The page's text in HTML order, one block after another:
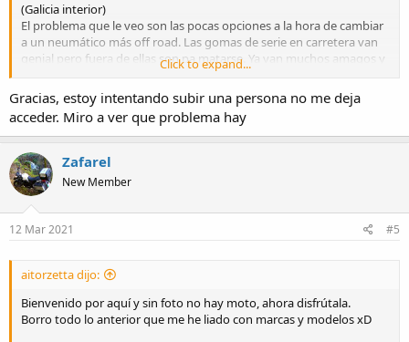
(Galicia interior)
El problema que le veo son las pocas opciones a la hora de cambiar
a un neumático más off road. Las gomas de serie en carretera van
genial pero fuera de ellas son pa matarse. Ya van muchos amagos y
dos caídas "serias". Se barre de atrás a la mínima sin abrir mucho
gas.
He visto en Youtube la opción de las Continental TK80 pero no me
convence mucho.
Tras exprimir Google tengo esta otra opción, adelante PIRELLI MT
60 RS
120/70 ZR17 58W y atrás Metzeler Karoo 3 130/80 17 65R. Las
medidas son las mismas que las Continental
Me gustaría un neumático más estrecho adelante y atrás 70 pero
no encuentro nada con algo más de taco.
Si queréis echar una mano, se agradece. Salu2 y
Click to expand...
Gracias, estoy intentando subir una persona no me deja
acceder. Miro a ver que problema hay
Zafarel
New Member
12 Mar 2021 #5
aitorzetta dijo:
Bienvenido por aquí y sin foto no hay moto, ahora disfrútala.
Borro todo lo anterior que me he liado con marcas y modelos xD